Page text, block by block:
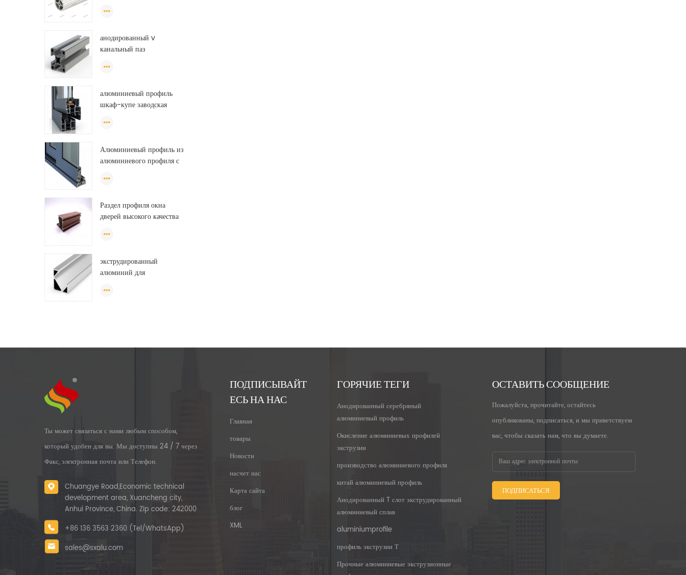
алюминиевые круглые
анодированный v
канальный паз
промышленный
тонну алюминиевого
профиля
алюминиевый профиль
шкаф-купе заводская
профиль для гардероба,
профиль
Алюминиевый профиль из
алюминиевого профиля с
ПВХ
Раздел профиля окна
дверей высокого качества
для раздвижного окна
экструдированный
алюминий для
светильников,
Ты может связаться с нами любым способом,
который удобен для вы. Мы доступны 24 / 7 через
Факс, электронная почта или Телефон.
Chuangye Road,Economic technical
development area, Xuancheng city,
Anhui Province, China. Zip code: 242000
+86 136 3563 2360 (Tel/WhatsApp)
sales@sxalu.com
ПОДПИСЫВАЙТ
ЕСЬ НА НАС
Главная
товары
Новости
насчет нас
Карта сайта
блог
XML
ГОРЯЧИЕ ТЕГИ
Анодированный серебряный
алюминиевый профиль
Окисление алюминиевых профилей
экструзии
производство алюминиевого профиля
китай алюминиевый профиль
Анодированный T слот экструдированный
алюминиевый сплав
aluminiumprofile
профиль экструзии Т
Прочные алюминиевые экструзионные
ОСТАВИТЬ СООБЩЕНИЕ
Пожалуйста, прочитайте, остайтесь
опубликованы, подписаться, и мы приветствуем
вас, чтобы сказать нам, что вы думаете.
ПОДПИСАТЬСЯ